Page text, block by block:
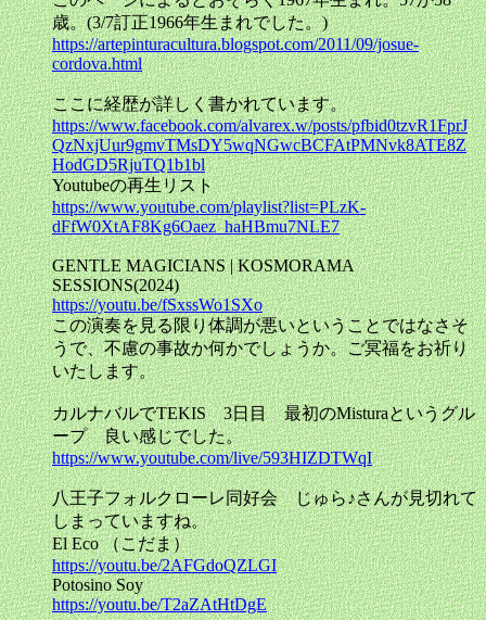
歳。(3/7訂正1966年生まれでした。)
https://artepinturacultura.blogspot.com/2011/09/josue-
cordova.html
ここに経歴が詳しく書かれています。
https://www.facebook.com/alvarex.w/posts/pfbid0tzvR1FprJ
QzNxjUur9gmvTMsDY5wqNGwcBCFAtPMNvk8ATE8Z
HodGD5RjuTQ1b1bl
Youtubeの再生リスト
https://www.youtube.com/playlist?list=PLzK-
dFfW0XtAF8Kg6Oaez_haHBmu7NLE7
GENTLE MAGICIANS | KOSMORAMA
SESSIONS(2024)
https://youtu.be/fSxssWo1SXo
この演奏を見る限り体調が悪いということではなさそ
うで、不慮の事故か何かでしょうか。ご冥福をお祈り
いたします。
カルナバルでTEKIS 3日目 最初のMisturaというグル
ープ 良い感じでした。
https://www.youtube.com/live/593HIZDTWqI
八王子フォルクローレ同好会 じゅら♪さんが見切れて
しまっていますね。
El Eco （こだま）
https://youtu.be/2AFGdoQZLGI
Potosino Soy
https://youtu.be/T2aZAtHtDgE